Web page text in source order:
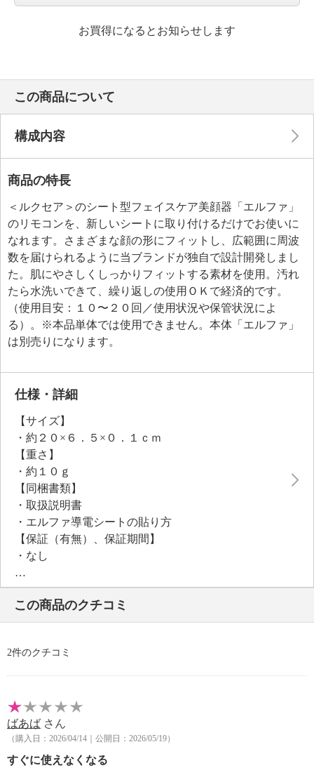
お買得になるとお知らせします
この商品について
構成内容
商品の特長
＜ルクセア＞のシート型フェイスケア美顔器「エルファ」
のリモコンを、新しいシートに取り付けるだけでお使いに
なれます。さまざまな顔の形にフィットし、広範囲に周波
数を届けられるように当ブランドが独自で設計開発しまし
た。肌にやさしくしっかりフィットする素材を使用。汚れ
たら水洗いできて、繰り返しの使用ＯＫで経済的です。
（使用目安：１０〜２０回／使用状況や保管状況によ
る）。※本品単体では使用できません。本体「エルファ」
は別売りになります。
仕様・詳細
【サイズ】
・約２０×６．５×０．１ｃｍ
【重さ】
・約１０ｇ
【同梱書類】
・取扱説明書
・エルファ導電シートの貼り方
【保証（有無）、保証期間】
・なし
この商品のクチコミ
2件のクチコミ
ばあば さん
（購入日：2026/04/14｜公開日：2026/05/19）
すぐに使えなくなる